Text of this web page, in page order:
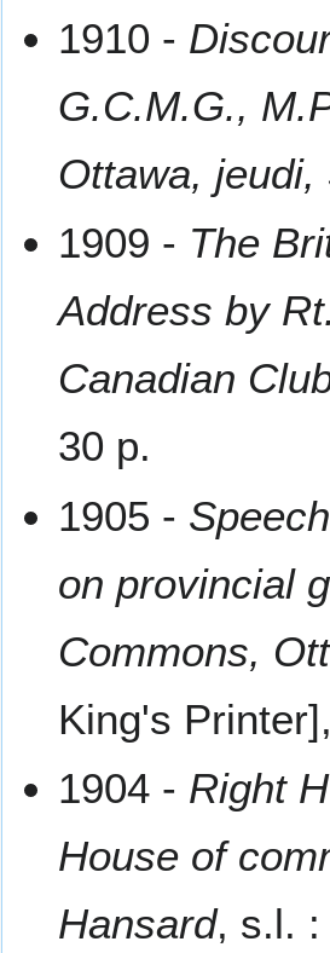
1910 -
G.C.M.G.,
Ottawa,
1909 - The
Address by
Canadian
30 p.
1905 -
on provincial
Commons,
King's
1904 - Right
House of
Hansard, s.l. :